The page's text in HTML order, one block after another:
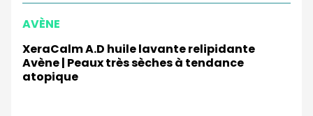
AVÈNE
XeraCalm A.D huile lavante relipidante
Avène | Peaux très sèches à tendance
atopique